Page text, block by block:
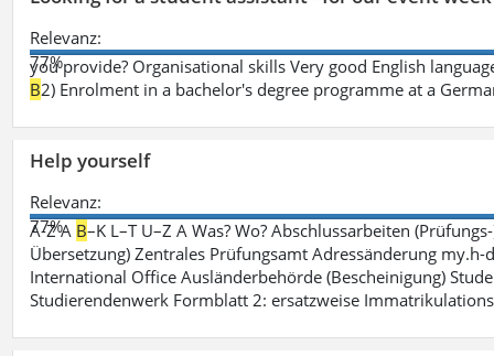
Relevanz:
77%
you provide? Organisational skills Very good English
B2) Enrolment in a bachelor's degree programme at a
Help yourself
Relevanz:
77%
A-Z A B–K L–T U–Z A Was? Wo? Abschlussarbeiten
Übersetzung) Zentrales Prüfungsamt Adressänderung
International Office Ausländerbehörde (Bescheinigung)
Studierendenwerk Formblatt 2: ersatzweise